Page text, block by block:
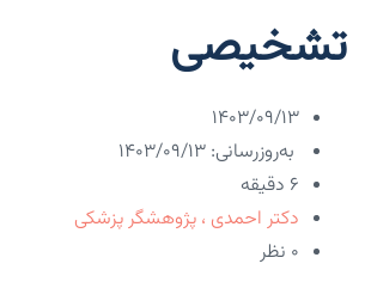
تشخیصی
۱۴۰۳/۰۹/۱۳
به‌روزرسانی: ۱۴۰۳/۰۹/۱۳
6 دقیقه
دکتر احمدی ، پژوهشگر پزشکی
۰ نظر